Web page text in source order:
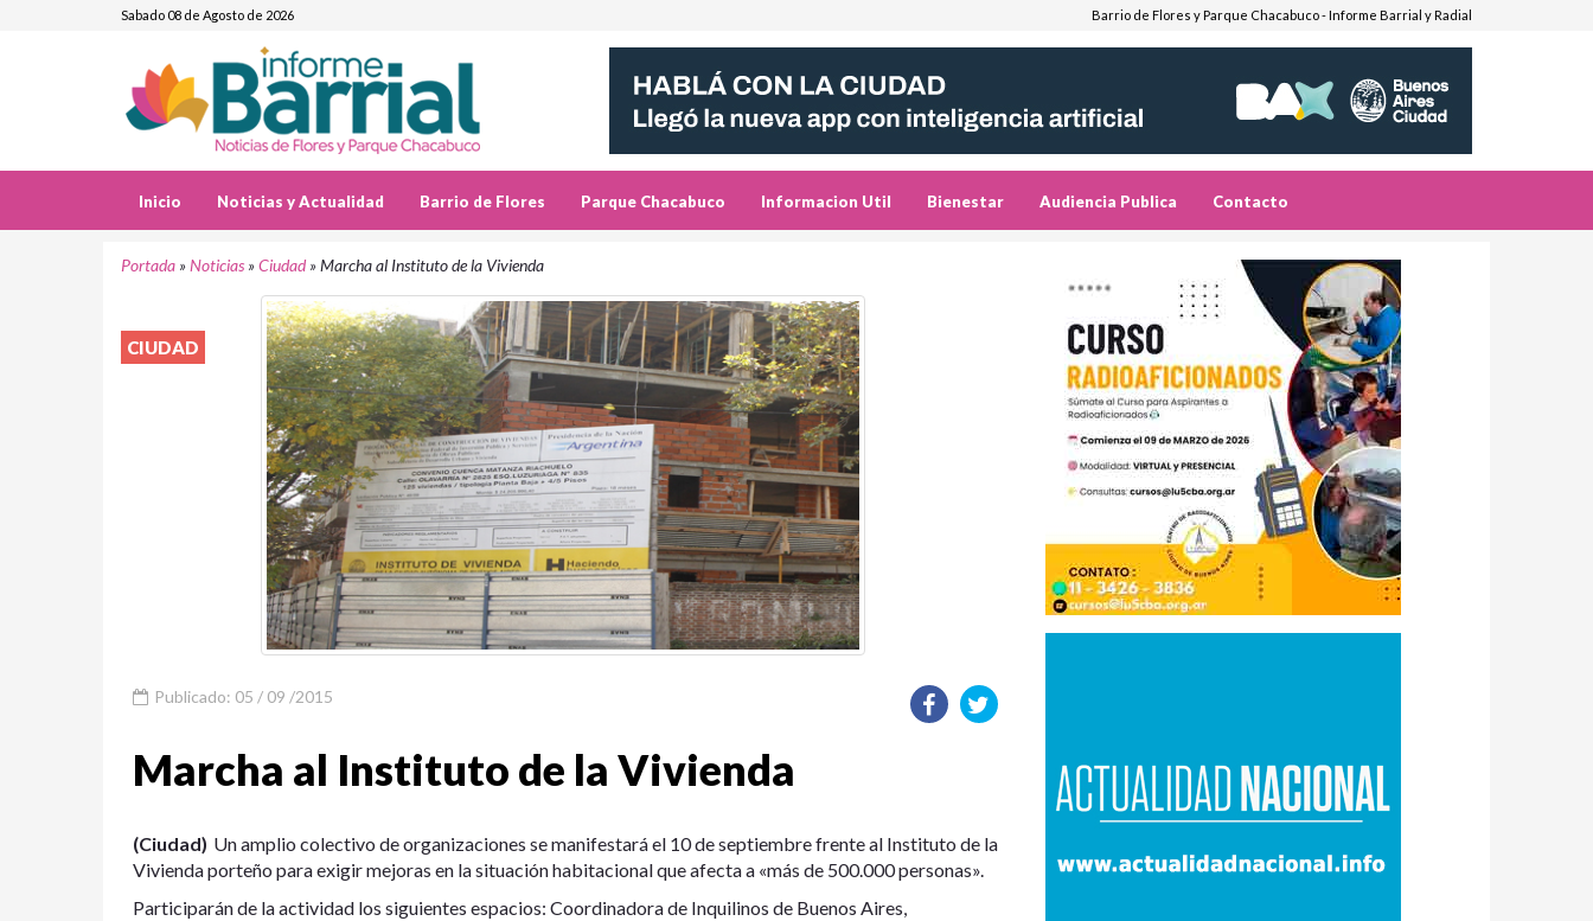
Sabado 08 de Agosto de 2026 Barrio de Flores y Parque Chacabuco - Informe Barrial y Radial
Inicio Noticias y Actualidad Barrio de Flores Parque Chacabuco Informacion Util Bienestar Audiencia Publica Contacto
Portada »Noticias »Ciudad»Marcha al Instituto de la Vivienda
CIUDAD
Publicado: 05 / 09 /2015
Marcha al Instituto de la Vivienda
(Ciudad) Un amplio colectivo de organizaciones se manifestará el 10 de septiembre frente al Instituto de la
Vivienda porteño para exigir mejoras en la situación habitacional que afecta a «más de 500.000 personas».
Participarán de la actividad los siguientes espacios: Coordinadora de Inquilinos de Buenos Aires,